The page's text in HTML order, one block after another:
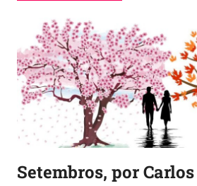
Setembros, por Carlos